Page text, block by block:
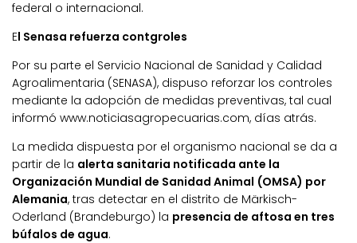
federal o internacional.
El Senasa refuerza contgroles
Por su parte el Servicio Nacional de Sanidad y Calidad
Agroalimentaria (SENASA), dispuso reforzar los controles
mediante la adopción de medidas preventivas, tal cual
informó www.noticiasagropecuarias.com, días atrás.
La medida dispuesta por el organismo nacional se da a
partir de la alerta sanitaria notificada ante la
Organización Mundial de Sanidad Animal (OMSA) por
Alemania, tras detectar en el distrito de Märkisch-
Oderland (Brandeburgo) la presencia de aftosa en tres
búfalos de agua.